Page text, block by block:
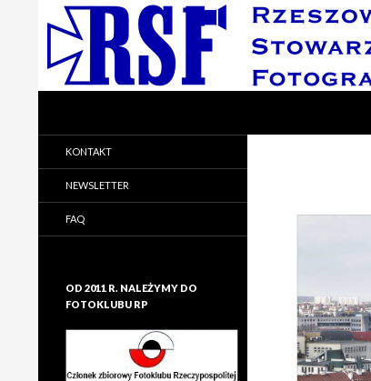
Rzeszowskie Stowarzyszenie
Fotograficzne
KONTAKT
NEWSLETTER
FAQ
OD 2011 R. NALEŻYMY DO
FOTOKLUBU RP